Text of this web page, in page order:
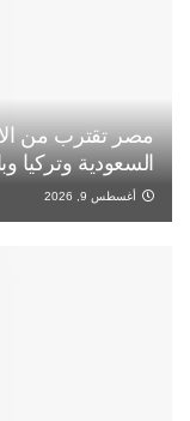
مصر تقترب من
السعودية وتركيا
أغسطس 9, 2026